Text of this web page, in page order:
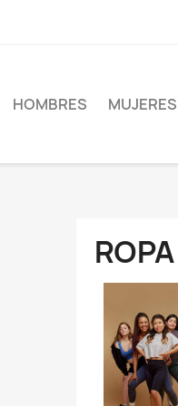
HOMBRES MUJERES
ROPA